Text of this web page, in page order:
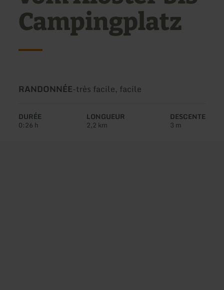
Campingplatz
Type
circuit:
RANDONNÉE-Difficulté:
très facile, facile
DURÉE
0:26 h
LONGUEUR
2,2 km
DESCENTE
3 m